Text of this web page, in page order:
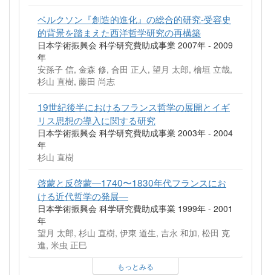
ベルクソン『創造的進化』の総合的研究-受容史
的背景を踏まえた西洋哲学研究の再構築
日本学術振興会 科学研究費助成事業 2007年 - 2009
年
安孫子 信, 金森 修, 合田 正人, 望月 太郎, 檜垣 立哉,
杉山 直樹, 藤田 尚志
19世紀後半におけるフランス哲学の展開とイギ
リス思想の導入に関する研究
日本学術振興会 科学研究費助成事業 2003年 - 2004
年
杉山 直樹
啓蒙と反啓蒙―1740〜1830年代フランスにお
ける近代哲学の発展―
日本学術振興会 科学研究費助成事業 1999年 - 2001
年
望月 太郎, 杉山 直樹, 伊東 道生, 吉永 和加, 松田 克
進, 米虫 正巳
もっとみる